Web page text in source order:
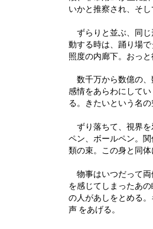
いかと推察され、そ
ずらりと並ぶ、同じ
動する時は、踊り場
照度の内廊下。おっ
数千万から数億の、
感情をあらわにして
る。きたいという名の
ずり落ちて、視界を
ペン、ボールペン。
類の束。この身と同体
物事はいつだって両
を感じてしまったあ
の人があしをとめる
声 をあげる。